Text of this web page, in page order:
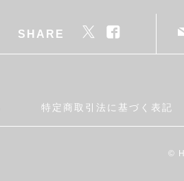
SHARE
特定商取引法に基づく表記
©